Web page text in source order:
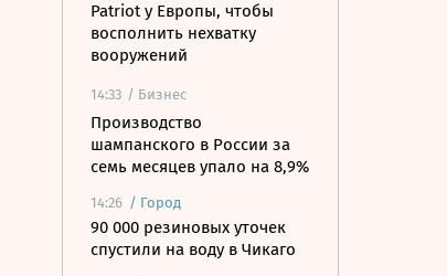
Patriot у Европы, чтобы
восполнить нехватку
вооружений
14:33 / Бизнес
Производство
шампанского в России за
семь месяцев упало на 8,9%
14:26 / Город
90 000 резиновых уточек
спустили на воду в Чикаго